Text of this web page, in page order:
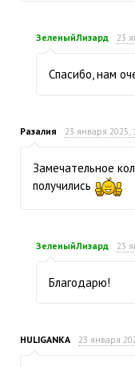
ЗеленыйЛизард 23
Спасибо, нам
Разалия 23 января 2025,
Замечательное
получились
ЗеленыйЛизард 23
Благодарю!
HULIGANKA 23 января